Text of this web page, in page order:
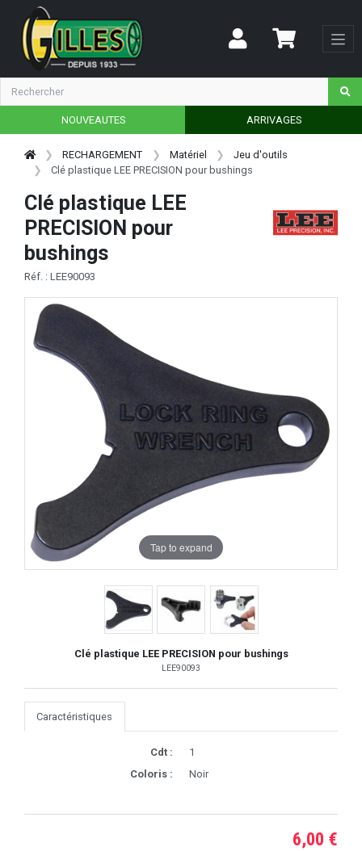
NOUVEAUTES ARRIVAGES
RECHARGEMENT Matériel
Jeu d'outils
Clé plastique LEE PRECISION pour bushings
Clé plastique LEE
PRECISION pour
bushings
Réf. : LEE90093
Tap to expand
Clé plastique LEE PRECISION pour bushings
LEE90093
Caractéristiques
Cdt :
1
Coloris :
Noir
6,00 €